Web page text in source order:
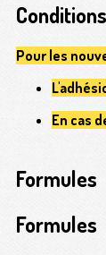
Pour les
En cas
Formules
Formules